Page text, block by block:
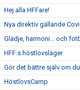
Hej alla HFFare!
Nya direktiv gällande
Glädje, harmoni… och
HFF:s höstlovsläger
Gör det bättre själv om
HöstlovsCamp